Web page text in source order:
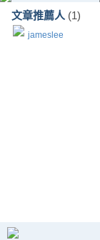
文章推薦人 (1)
jameslee